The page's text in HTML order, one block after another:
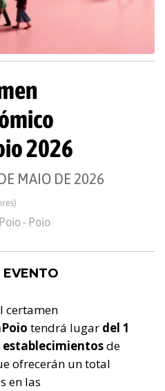
2026
MAIO DE 2026
- Poio
certamen
tendrá lugar del 1
establecimientosde
ofrecerán un total
en las